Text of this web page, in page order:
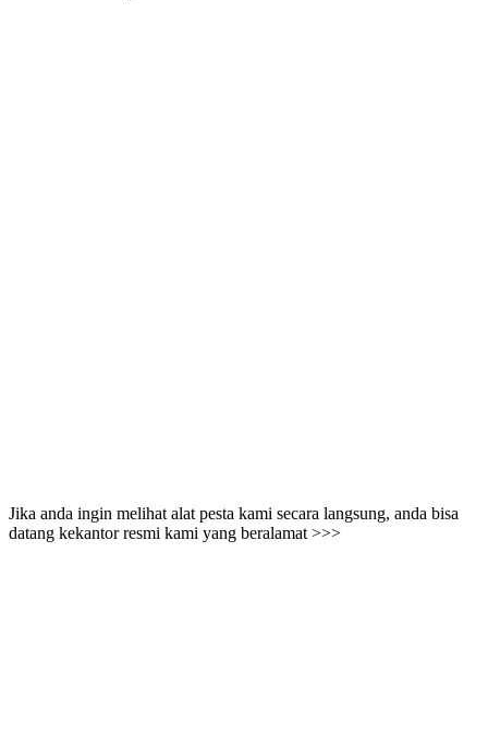
Jika anda ingin melihat alat pesta kami secara langsung, anda bisa
datang kekantor resmi kami yang beralamat >>>